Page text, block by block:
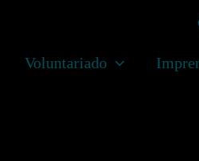
Voluntariado